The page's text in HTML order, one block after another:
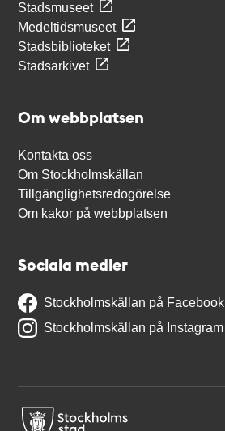
Stadsmuseet
Medeltidsmuseet
Stadsbiblioteket
Stadsarkivet
Om webbplatsen
Kontakta oss
Om Stockholmskällan
Tillgänglighetsredogörelse
Om kakor på webbplatsen
Sociala medier
Stockholmskällan på Facebook
Stockholmskällan på Instagram